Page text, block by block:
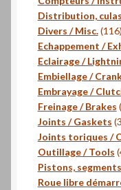
Distribution,
Divers / Misc. 116
Echappement /
Eclairage /
Embiellage /
Embrayage /
Freinage / Brakes
Joints / Gaskets
Joints toriques /
Outillage / Tools
Pistons,
Roue libre